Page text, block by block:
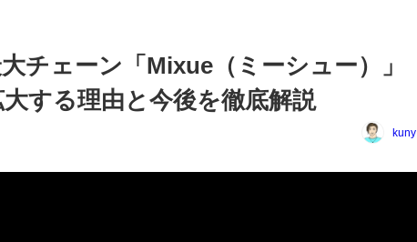
チェーン「Mixue（ミーシュー）」
する理由と今後を徹底解説
kuny